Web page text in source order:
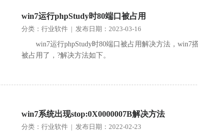
win7运行phpStudy时80端口被占用
分类：行业软件 | 发布日期：2023-03-16
win7运行phpStudy时80端口被占用解决方法，win7
被占用了，?解决方法如下。
win7系统出现stop:0X0000007B解决方法
分类：行业软件 | 发布日期：2022-02-23